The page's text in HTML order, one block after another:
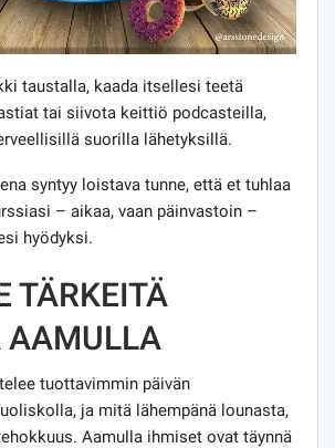
taustalla, kaada itsellesi teetä
tai siivota keittiö podcasteilla,
suorilla lähetyksillä.
syntyy loistava tunne, että et tuhlaa
– aikaa, vaan päinvastoin –
hyödyksi.
TÄRKEITÄ
AAMULLA
tuottavimmin päivän
ja mitä lähempänä lounasta,
Aamulla ihmiset ovat täynnä